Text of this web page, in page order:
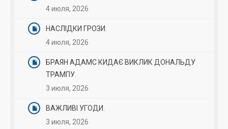
4 июля, 2026
НАСЛІДКИ ГРОЗИ.
4 июля, 2026
БРАЯН АДАМС КИДАЄ ВИКЛИК ДОНАЛЬДУ
ТРАМПУ.
3 июля, 2026
ВАЖЛИВІ УГОДИ.
3 июля, 2026